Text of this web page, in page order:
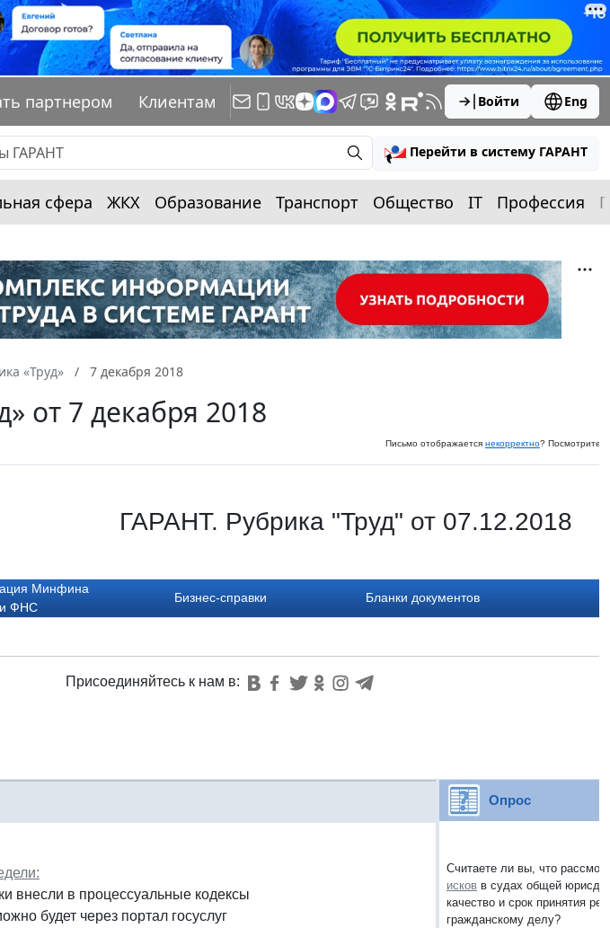
партнером Клиентам Войти Eng
Перейти в систему ГАРАНТ
сфера ЖКХ Образование Транспорт Общество IT Профессия
«Труд» 7 декабря 2018
от 7 декабря 2018
Письмо отображается некорректно? Посмотрите
ГАРАНТ. Рубрика "Труд" от 07.12.2018
Минфина
и ФНС
Бизнес-справки Бланки документов
Присоединяйтесь к нам в:
внесли в процессуальные кодексы
будет через портал госуслуг
Опрос
Считаете ли вы, что
исков в судах общей
качество и срок принятия
гражданскому делу?